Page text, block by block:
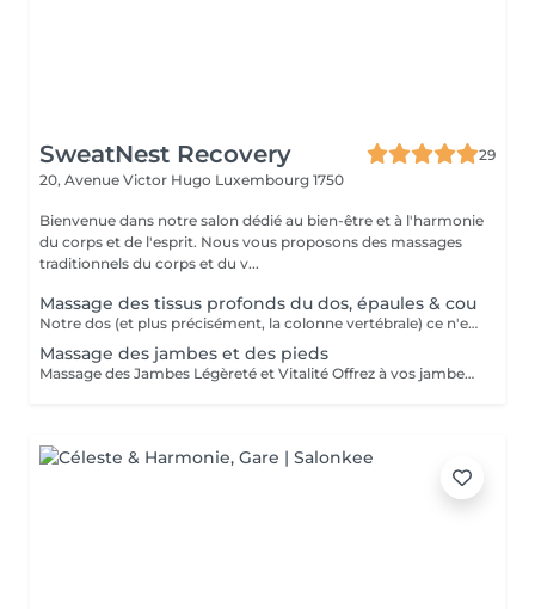
SweatNest Recovery
29
20, Avenue Victor Hugo Luxembourg 1750
Bienvenue dans notre salon dédié au bien-être et à l'harmonie
du corps et de l'esprit. Nous vous proposons des massages
traditionnels du corps et du v...
Massage des tissus profonds du dos, épaules & cou
Notre dos (et plus précisément, la colonne vertébrale) ce n'est pas un simple support osseux entouré par des muscles. C'est aussi un canal qui fait circuler l'énergie dans notre corps et qui « prends » sur soi le poids de tous nos peurs, angoisses et stress quotidien. La colonne vertébrale est en quelque sorte un pilier de notre bien-être général. Maintenir le dos en « bonne santé » signifie de prendre soin du corps entier et de l'esprit. Idéal pour les gens sportifs et les gens souffrant de douleur chronique, le massage Deep tissue est surtout reconnu pour ses effets sur le plan musculaire. Il diminue les douleurs et l'inflammation. Cette approche est particulièrement efficace pour les tensions chroniques et les régions contractées comme cou, dos et épaules. Le massage Deep Tissue est pratiqué avec très peu d'huile ce qui permet une meilleure adhérence avec les tissus, et un travail de relâchement au niveau des fascias ce qui donne plus d'espace au muscle, lui permettant ainsi de se relâcher plus aisément. Le massage des tissus profonds du dos est indiqué également pour les personnes souffrant de lombalgie, dorsalgie ou cervicalgie due à leurs positions ou mouvements de par leur profession, ou à cause de stress / nervosité, ou de courbatures suite au sport, jardinage, etc. Note importante : ce soin est pour l'objectif de soulager des maux du dos mais il ne remplace en aucun cas le traitement d'un kinésithérapeute ou autre soin médical !
Massage des jambes et des pieds
Massage des Jambes Légèreté et Vitalité Offrez à vos jambes un véritable moment de bien-être. Ce massage ciblé stimule la circulation, soulage la fatigue et réduit la sensation de jambes lourdes. Grâce à des manuvres précises et enveloppantes, il détend les muscles, favorise l'élimination des tensions et redonne confort, souplesse et légèreté. Un soin idéal après une journée debout, une activité sportive ou en cas de sensation de fatigue dans les membres inférieurs. Bienfaits Circulation stimulée Sensation de jambes légères Détente musculaire et relaxation globale Contre-indications Le massage des jambes est déconseillé en cas de: Phlébite, varices douloureuses ou troubles circulatoires importants Plaies, irritations, eczéma ou infection cutanée Fièvre ou maladie aiguë Fracture, entorse ou chirurgie récente Grossesse (hors massage spécifique) ou traitement anticoagulant En cas de doute, un avis médical est recommandé avant le soin.